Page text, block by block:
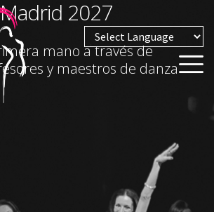
Powered by
2027
mano a través de
y maestros de danza